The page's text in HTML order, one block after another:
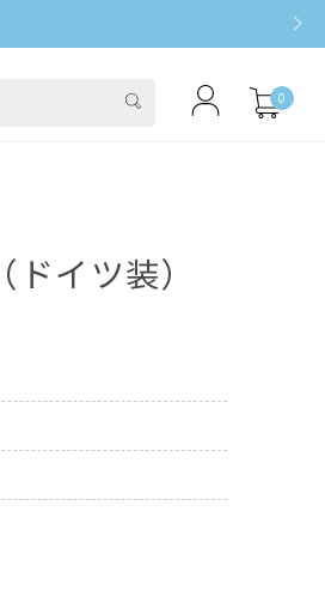
0
イツ装）